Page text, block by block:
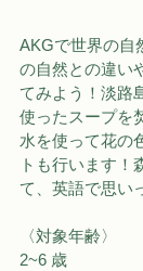
AKGで世界の自
の自然との違い
てみよう！淡路
使ったスープを
水を使って花の
トも行います！
て、英語で思い
〈対象年齢〉
2~6 歳